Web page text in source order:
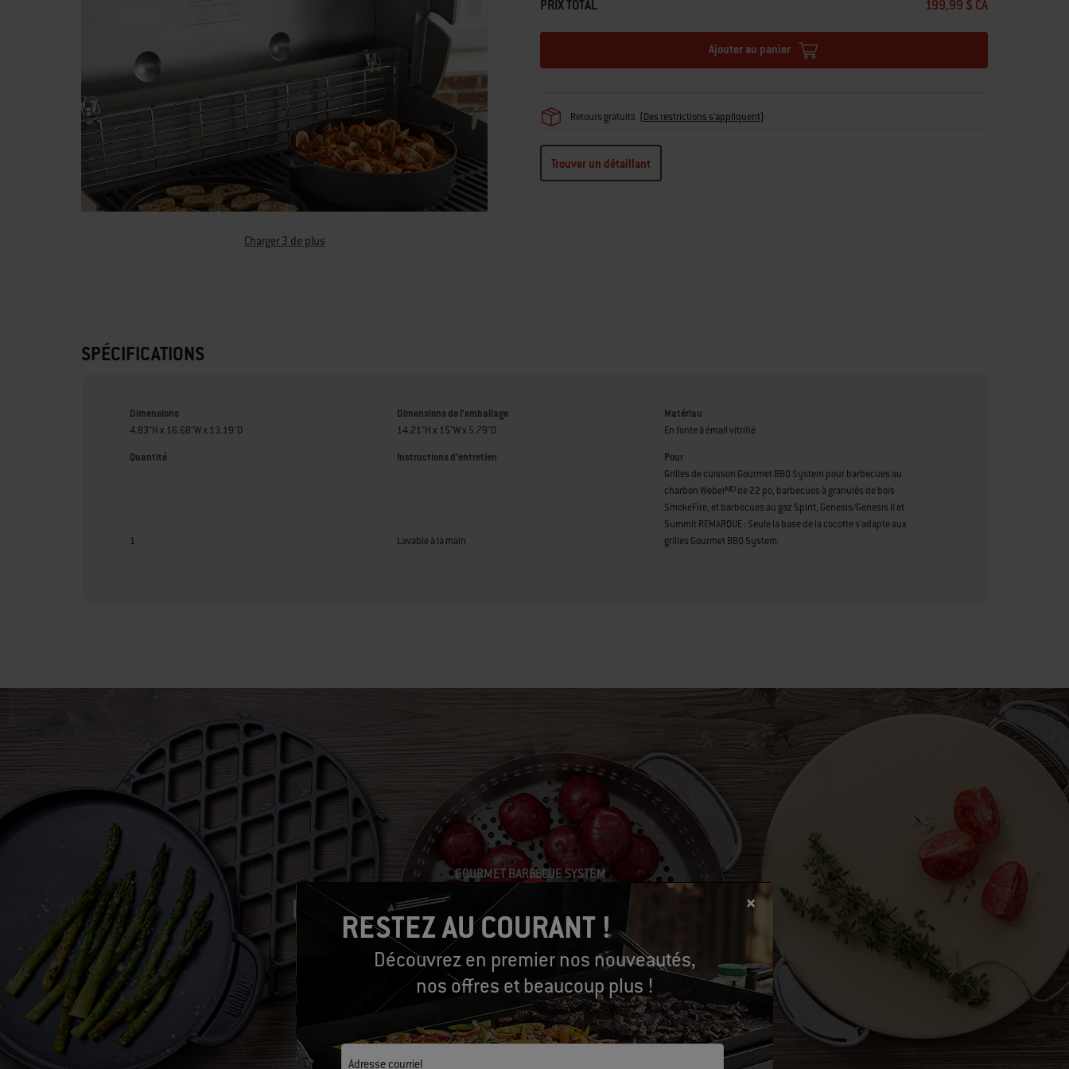
Charger 3 de plus
PRIX TOTAL 199,99 $ CA
Ajouter au panier
Retours gratuits (Des restrictions s'appliquent)
Trouver un détaillant
SPÉCIFICATIONS
Dimensions
4.83"H x 16.68"W x 13.19"D
Dimensions de l’emballage
14.21"H x 15"W x 5.79"D
Matériau
En fonte à émail vitrifié
Quantité
1
Instructions d’entretien
Lavable à la main
Pour
Grilles de cuisson Gourmet BBQ System pour barbecues au
charbon Weberᴹᴰ de 22 po, barbecues à granulés de bois
SmokeFire, et barbecues au gaz Spirit, Genesis/Genesis II et
Summit REMARQUE : Seule la base de la cocotte s'adapte aux
grilles Gourmet BBQ System.
GOURMET BARBECUE SYSTEM
Un système, des possibilités infinies
Lire la vidéo
RESTEZ AU COURANT !
Découvrez en premier nos nouveautés,
nos offres et beaucoup plus !
Adresse courriel